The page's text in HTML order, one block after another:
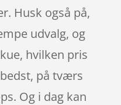
Husk også på,
udvalg, og
hvilken pris
på tværs
Og i dag kan